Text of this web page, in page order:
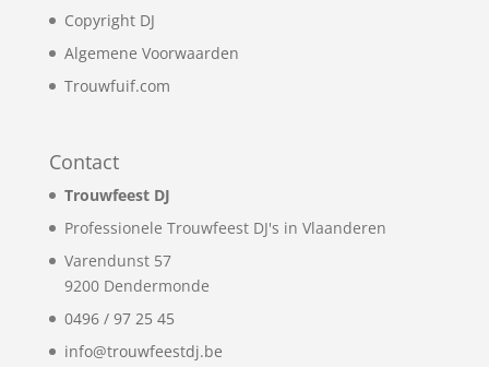
Copyright DJ
Algemene Voorwaarden
Trouwfuif.com
Contact
Trouwfeest DJ
Professionele Trouwfeest DJ's in Vlaanderen
Varendunst 57
9200 Dendermonde
0496 / 97 25 45
info@trouwfeestdj.be